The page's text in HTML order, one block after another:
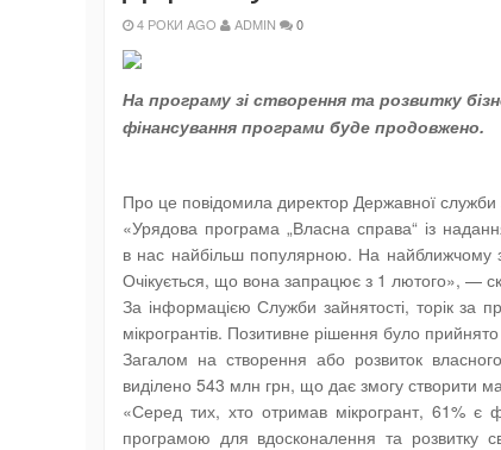
4 РОКИ AGO ADMIN 0
На програму зі створення та розвитку
фінансування програми буде продовжено.
Про це повідомила директор Державної
«Урядова програма „Власна справа“ із
в нас найбільш популярною. На найближчому
Очікується, що вона запрацює з 1 лютого», —
За інформацією Служби зайнятості, торік
мікрогрантів. Позитивне рішення було
Загалом на створення або розвиток
виділено 543 млн грн, що дає змогу створити
«Серед тих, хто отримав мікрогрант, 61% є
програмою для вдосконалення та розвитку